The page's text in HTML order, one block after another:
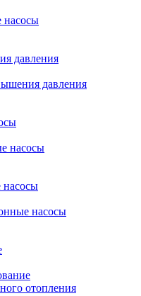
насосы
давления
давления
насосы
насосы
отопления